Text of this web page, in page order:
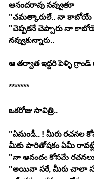
ఆనందరావు నవ్వుతూ
"చమత్కారులే.. నా కాబోయే
"చెప్పకనే చెప్పారు నా కాబోయే
నవ్వుకున్నారు..
ఆ తర్వాత ఇద్దరి పెళ్ళి
*******
ఒకరోజు సావిత్రి..
"ఏమండీ.. ! మీరు రచనల
మీకు పారితోషకం ఏమీ
"నా ఆనందం కోసమే రచనలు
"అయినా సరే, మీరు చాలా